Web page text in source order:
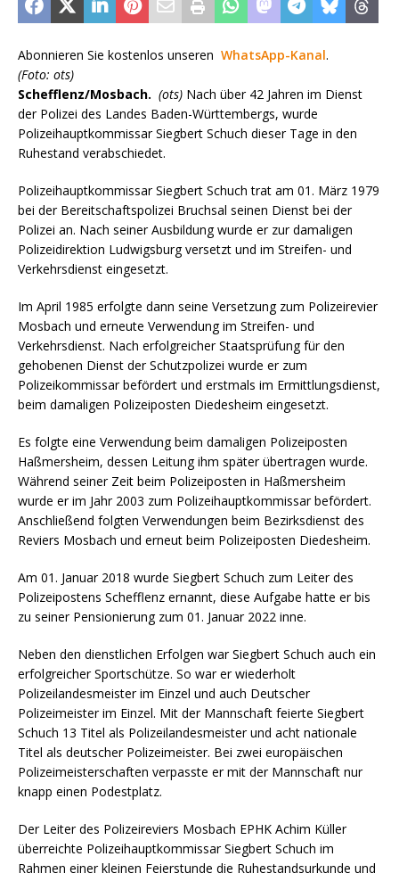
Abonnieren Sie kostenlos unseren WhatsApp-Kanal.
(Foto: ots)
Schefflenz/Mosbach. (ots) Nach über 42 Jahren im Dienst
der Polizei des Landes Baden-Württembergs, wurde
Polizeihauptkommissar Siegbert Schuch dieser Tage in den
Ruhestand verabschiedet.
Polizeihauptkommissar Siegbert Schuch trat am 01. März 1979
bei der Bereitschaftspolizei Bruchsal seinen Dienst bei der
Polizei an. Nach seiner Ausbildung wurde er zur damaligen
Polizeidirektion Ludwigsburg versetzt und im Streifen- und
Verkehrsdienst eingesetzt.
Im April 1985 erfolgte dann seine Versetzung zum Polizeirevier
Mosbach und erneute Verwendung im Streifen- und
Verkehrsdienst. Nach erfolgreicher Staatsprüfung für den
gehobenen Dienst der Schutzpolizei wurde er zum
Polizeikommissar befördert und erstmals im Ermittlungsdienst,
beim damaligen Polizeiposten Diedesheim eingesetzt.
Es folgte eine Verwendung beim damaligen Polizeiposten
Haßmersheim, dessen Leitung ihm später übertragen wurde.
Während seiner Zeit beim Polizeiposten in Haßmersheim
wurde er im Jahr 2003 zum Polizeihauptkommissar befördert.
Anschließend folgten Verwendungen beim Bezirksdienst des
Reviers Mosbach und erneut beim Polizeiposten Diedesheim.
Am 01. Januar 2018 wurde Siegbert Schuch zum Leiter des
Polizeipostens Schefflenz ernannt, diese Aufgabe hatte er bis
zu seiner Pensionierung zum 01. Januar 2022 inne.
Neben den dienstlichen Erfolgen war Siegbert Schuch auch ein
erfolgreicher Sportschütze. So war er wiederholt
Polizeilandesmeister im Einzel und auch Deutscher
Polizeimeister im Einzel. Mit der Mannschaft feierte Siegbert
Schuch 13 Titel als Polizeilandesmeister und acht nationale
Titel als deutscher Polizeimeister. Bei zwei europäischen
Polizeimeisterschaften verpasste er mit der Mannschaft nur
knapp einen Podestplatz.
Der Leiter des Polizeireviers Mosbach EPHK Achim Küller
überreichte Polizeihauptkommissar Siegbert Schuch im
Rahmen einer kleinen Feierstunde die Ruhestandsurkunde und